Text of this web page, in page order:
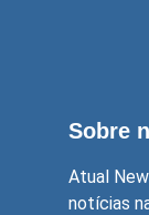
Sobre
Atual
notícias